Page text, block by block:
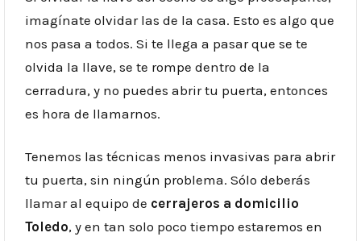
imagínate olvidar las de la casa. Esto es algo que
nos pasa a todos. Si te llega a pasar que se te
olvida la llave, se te rompe dentro de la
cerradura, y no puedes abrir tu puerta, entonces
es hora de llamarnos.
Tenemos las técnicas menos invasivas para abrir
tu puerta, sin ningún problema. Sólo deberás
llamar al equipo de cerrajeros a domicilio
Toledo, y en tan solo poco tiempo estaremos en